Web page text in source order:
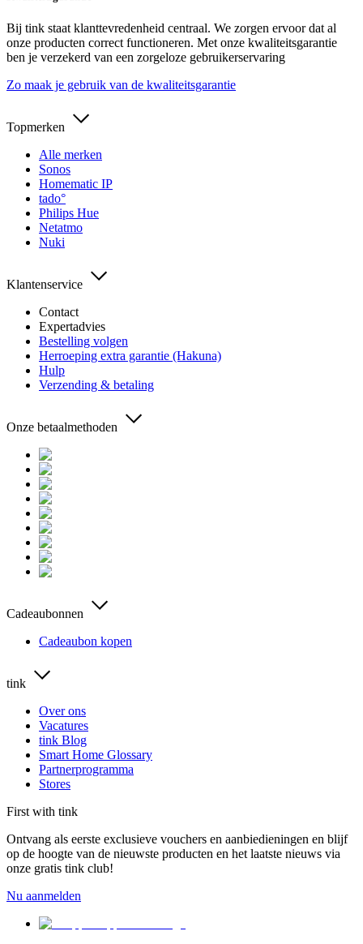
Bij tink staat klanttevredenheid centraal. We zorgen ervoor dat al
onze producten correct functioneren. Met onze kwaliteitsgarantie
ben je verzekerd van een zorgeloze gebruikerservaring
Zo maak je gebruik van de kwaliteitsgarantie
Topmerken
Alle merken
Sonos
Homematic IP
tado°
Philips Hue
Netatmo
Nuki
Klantenservice
Contact
Expertadvies
Bestelling volgen
Herroeping extra garantie (Hakuna)
Hulp
Verzending & betaling
Onze betaalmethoden
Cadeaubonnen
Cadeaubon kopen
tink
Over ons
Vacatures
tink Blog
Smart Home Glossary
Partnerprogramma
Stores
First with tink
Ontvang als eerste exclusieve vouchers en aanbiedieningen en blijf
op de hoogte van de nieuwste producten en het laatste nieuws via
onze gratis tink club!
Nu aanmelden